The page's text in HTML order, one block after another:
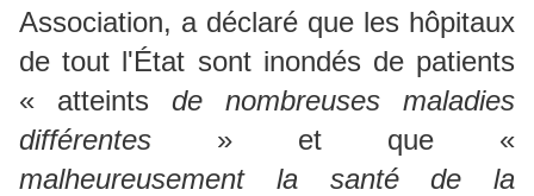
Association, a déclaré que les hôpitaux
de tout l'État sont inondés de patients
« atteints de nombreuses maladies
différentes » et que «
malheureusement la santé de la